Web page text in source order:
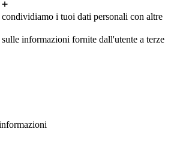
i tuoi dati personali con altre
informazioni fornite dall'utente a terze